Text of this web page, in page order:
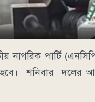
নাগরিক পার্টি
শনিবার দলের